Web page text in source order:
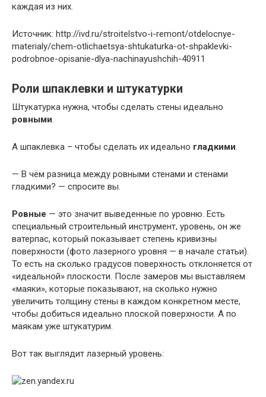
каждая из них.
Источник: http://ivd.ru/stroitelstvo-i-remont/otdelocnye-
materialy/chem-otlichaetsya-shtukaturka-ot-shpaklevki-
podrobnoe-opisanie-dlya-nachinayushchih-40911
Роли шпаклевки и штукатурки
Штукатурка нужна, чтобы сделать стены идеально
ровными.
А шпаклевка – чтобы сделать их идеально гладкими.
— В чём разница между ровными стенами и стенами
гладкими? — спросите вы.
Ровные — это значит выведенные по уровню. Есть
специальный строительный инструмент, уровень, он же
ватерпас, который показывает степень кривизны
поверхности (фото лазерного уровня — в начале статьи).
То есть на сколько градусов поверхность отклоняется от
«идеальной» плоскости. После замеров мы выставляем
«маяки», которые показывают, на сколько нужно
увеличить толщину стены в каждом конкретном месте,
чтобы добиться идеально плоской поверхности. А по
маякам уже штукатурим.
Вот так выглядит лазерный уровень: